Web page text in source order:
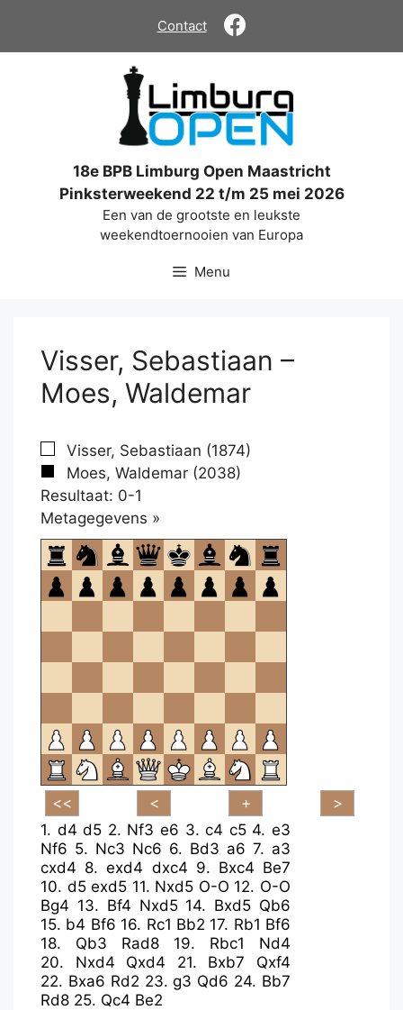
de
Contact
18e BPB Limburg Open Maastricht
Pinksterweekend 22 t/m 25 mei 2026
Een van de grootste en leukste
weekendtoernooien van Europa
Menu
Visser, Sebastiaan –
Moes, Waldemar
Visser, Sebastiaan (1874)
Moes, Waldemar (2038)
Resultaat: 0-1
Metagegevens »
om
te
openen.
1. d4 d5 2. Nf3 e6 3.c4 c5 4.e3
Nf6 5. Nc3 Nc6 6. Bd3 a6 7. a3
cxd4 8.exd4 dxc4 9. Bxc4 Be7
10. d5 exd5 11. Nxd5 O-O 12. O-O
Bg4 13. Bf4 Nxd5 14. Bxd5 Qb6
15. b4 Bf6 16. Rc1 Bb2 17. Rb1 Bf6
18. Qb3 Rad8 19. Rbc1
Nd4
20. Nxd4 Qxd4 21. Bxb7
Qxf4
22. Bxa6 Rd2 23.g3 Qd6 24. Bb7
Rd8 25. Qc4 Be2